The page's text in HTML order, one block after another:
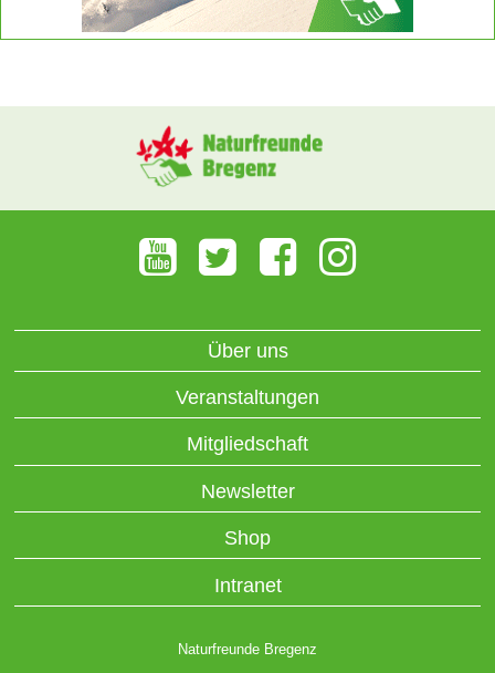
Über uns
Veranstaltungen
Mitgliedschaft
Newsletter
Shop
Intranet
Naturfreunde Bregenz